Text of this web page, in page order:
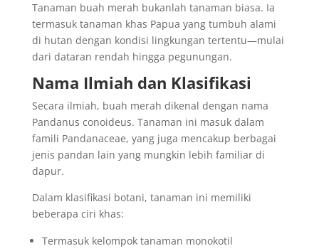
Tanaman buah merah bukanlah tanaman biasa. Ia
termasuk tanaman khas Papua yang tumbuh alami
di hutan dengan kondisi lingkungan tertentu—mulai
dari dataran rendah hingga pegunungan.
Nama Ilmiah dan Klasifikasi
Secara ilmiah, buah merah dikenal dengan nama
Pandanus conoideus. Tanaman ini masuk dalam
famili Pandanaceae, yang juga mencakup berbagai
jenis pandan lain yang mungkin lebih familiar di
dapur.
Dalam klasifikasi botani, tanaman ini memiliki
beberapa ciri khas:
Termasuk kelompok tanaman monokotil